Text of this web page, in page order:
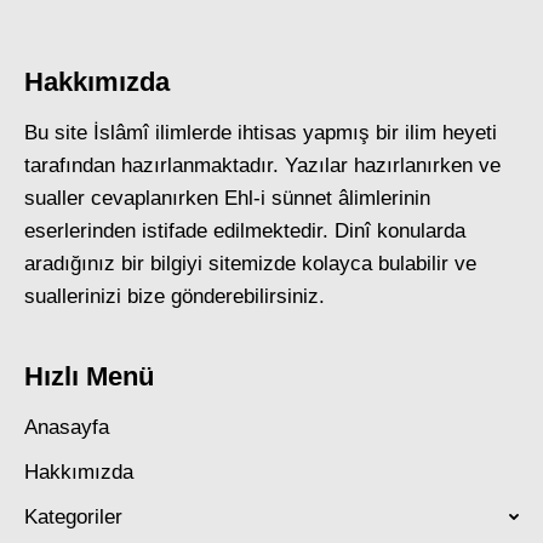
Hakkımızda
Bu site İslâmî ilimlerde ihtisas yapmış bir ilim heyeti
tarafından hazırlanmaktadır. Yazılar hazırlanırken ve
sualler cevaplanırken Ehl-i sünnet âlimlerinin
eserlerinden istifade edilmektedir. Dinî konularda
aradığınız bir bilgiyi sitemizde kolayca bulabilir ve
suallerinizi bize gönderebilirsiniz.
Hızlı Menü
Anasayfa
Hakkımızda
Kategoriler